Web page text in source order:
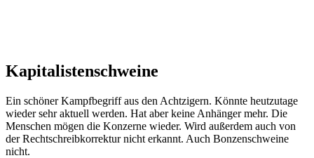
Kapitalistenschweine
Ein schöner Kampfbegriff aus den Achtzigern. Könnte heutzutage
wieder sehr aktuell werden. Hat aber keine Anhänger mehr. Die
Menschen mögen die Konzerne wieder. Wird außerdem auch von
der Rechtschreibkorrektur nicht erkannt. Auch Bonzenschweine
nicht.